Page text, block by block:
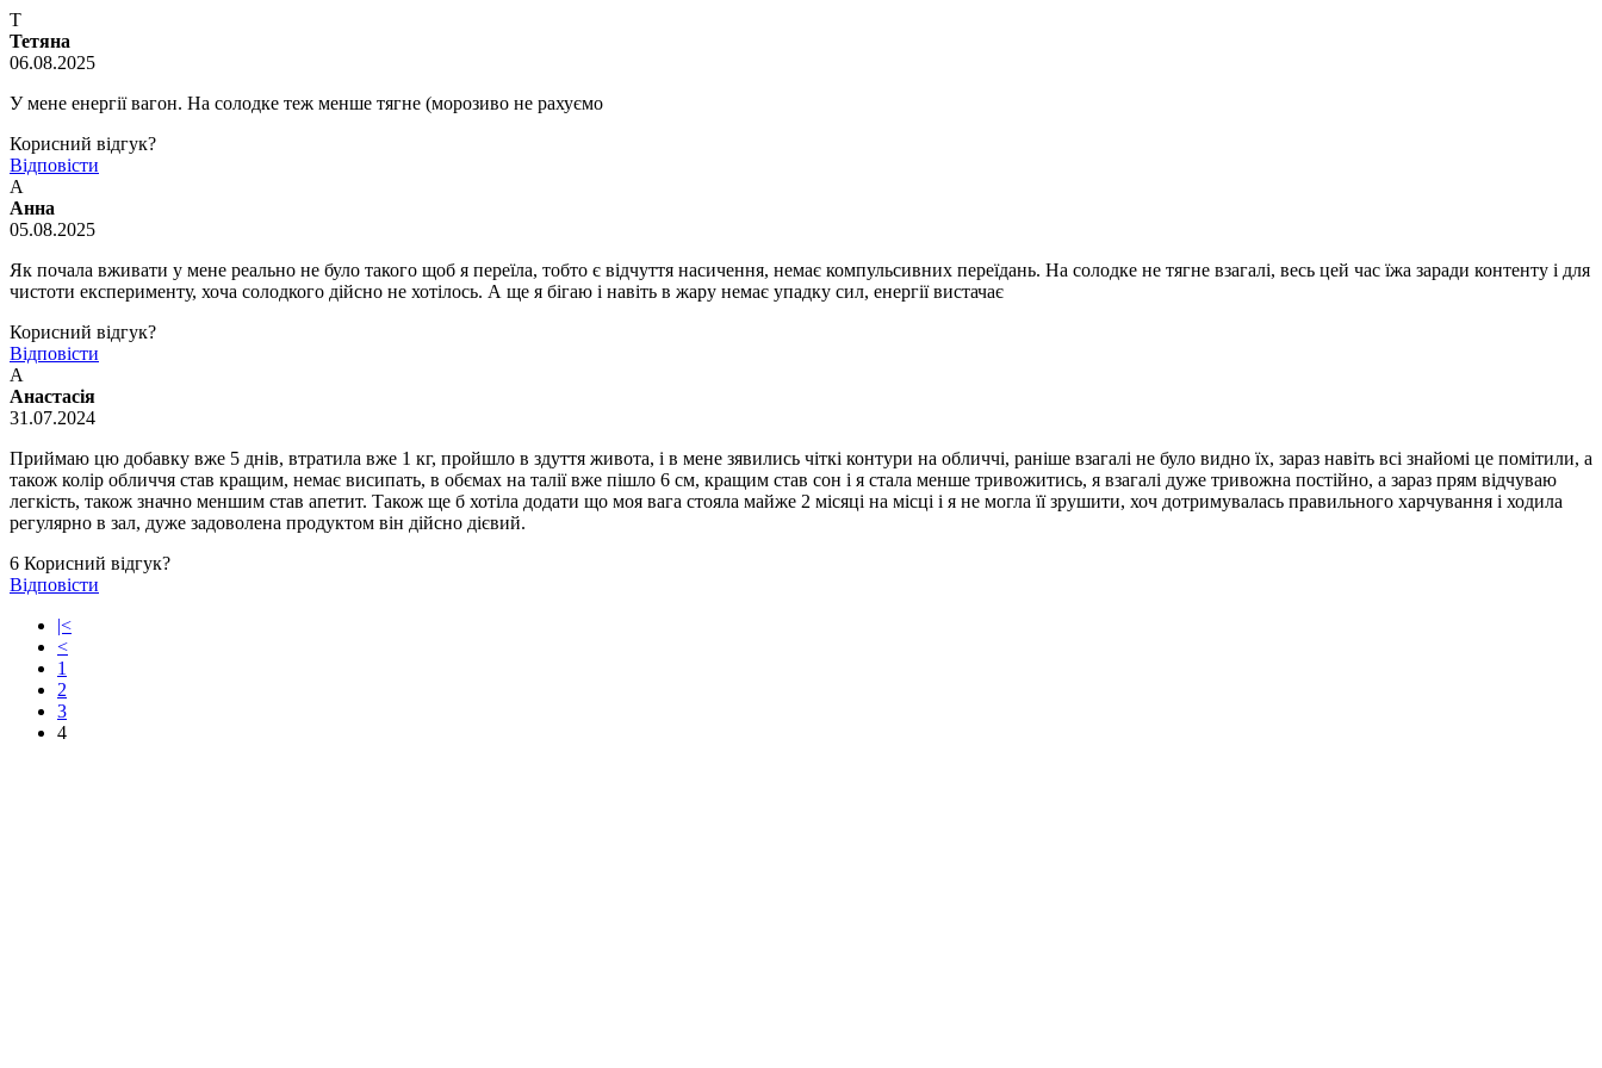
Т
Тетяна
06.08.2025
У мене енергії вагон. На солодке теж менше тягне (морозиво не рахуємо
Корисний відгук?
Відповісти
А
Анна
05.08.2025
Як почала вживати у мене реально не було такого щоб я переїла, тобто є відчуття насичення, немає компульсивних переїдань. На солодке не тягне взагалі, весь цей час їжа заради контенту і для
чистоти експерименту, хоча солодкого дійсно не хотілось. А ще я бігаю і навіть в жару немає упадку сил, енергії вистачає
Корисний відгук?
Відповісти
А
Анастасія
31.07.2024
Приймаю цю добавку вже 5 днів, втратила вже 1 кг, пройшло в здуття живота, і в мене зявились чіткі контури на обличчі, раніше взагалі не було видно їх, зараз навіть всі знайомі це помітили, а
також колір обличчя став кращим, немає висипать, в обємах на талії вже пішло 6 см, кращим став сон і я стала менше тривожитись, я взагалі дуже тривожна постійно, а зараз прям відчуваю
легкість, також значно меншим став апетит. Також ще б хотіла додати що моя вага стояла майже 2 місяці на місці і я не могла її зрушити, хоч дотримувалась правильного харчування і ходила
регулярно в зал, дуже задоволена продуктом він дійсно дієвий.
6 Корисний відгук?
Відповісти
|<
<
1
2
3
4